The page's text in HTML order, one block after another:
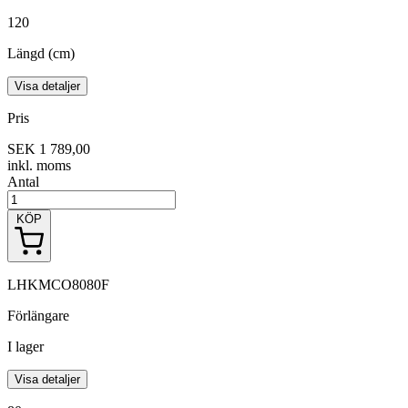
120
Längd (cm)
Visa detaljer
Pris
SEK 1 789,00
inkl. moms
Antal
KÖP
LHKMCO8080F
Förlängare
I lager
Visa detaljer